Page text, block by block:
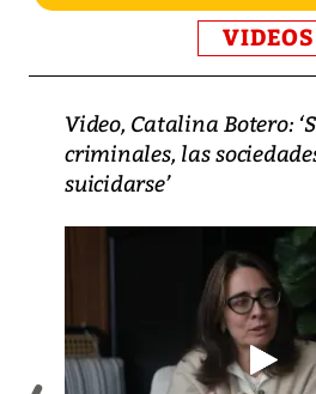
VIDEOS
Video, Catalina Botero:
criminales, las
suicidarse’